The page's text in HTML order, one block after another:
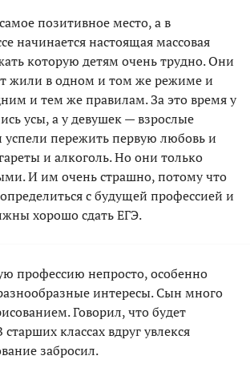
позитивное место, а в
начинается настоящая массовая
которую детям очень трудно. Они
жили в одном и том же режиме и
и тем же правилам. За это время у
усы, а у девушек — взрослые
успели пережить первую любовь и
и алкоголь. Но они только
И им очень страшно, потому что
с будущей профессией и
хорошо сдать ЕГЭ.
профессию непросто, особенно
интересы. Сын много
Говорил, что будет
классах вдруг увлекся
забросил.